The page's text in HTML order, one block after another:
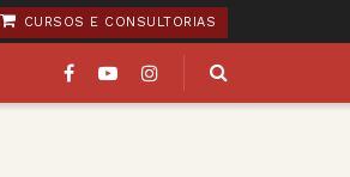
CURSOS E CONSULTORIAS